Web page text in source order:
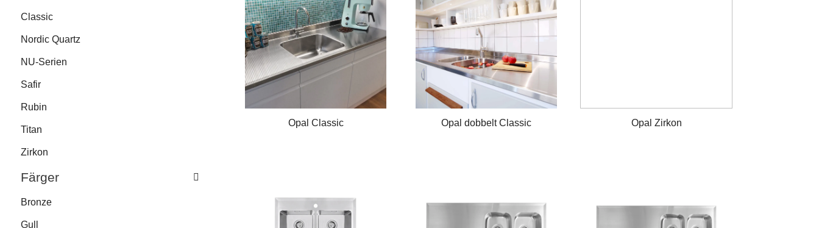
Classic
Nordic Quartz
NU-Serien
Safir
Rubin
Titan
Zirkon
Färger
Bronze
Gull
Opal Classic Opal dobbelt Classic Opal Zirkon